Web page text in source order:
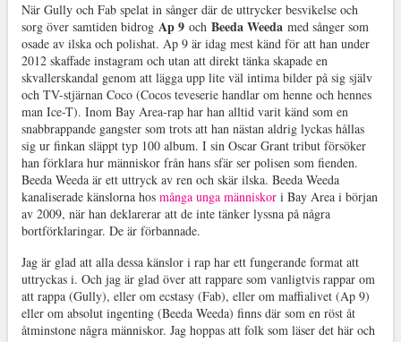
När Gully och Fab spelat in sånger där de uttrycker besvikelse och
sorg över samtiden bidrog Ap 9 och Beeda Weeda med sånger som
osade av ilska och polishat. Ap 9 är idag mest känd för att han under
2012 skaffade instagram och utan att direkt tänka skapade en
skvallerskandal genom att lägga upp lite väl intima bilder på sig själv
och TV-stjärnan Coco (Cocos teveserie handlar om henne och hennes
man Ice-T). Inom Bay Area-rap har han alltid varit känd som en
snabbrappande gangster som trots att han nästan aldrig lyckas hållas
sig ur finkan släppt typ 100 album. I sin Oscar Grant tribut försöker
han förklara hur människor från hans sfär ser polisen som fienden.
Beeda Weeda är ett uttryck av ren och skär ilska. Beeda Weeda
kanaliserade känslorna hos många unga människori Bay Area i början
av 2009, när han deklarerar att de inte tänker lyssna på några
bortförklaringar. De är förbannade.
Jag är glad att alla dessa känslor i rap har ett fungerande format att
uttryckas i. Och jag är glad över att rappare som vanligtvis rappar om
att rappa (Gully), eller om ecstasy (Fab), eller om maffialivet (Ap 9)
eller om absolut ingenting (Beeda Weeda) finns där som en röst åt
åtminstone några människor. Jag hoppas att folk som läser det här och